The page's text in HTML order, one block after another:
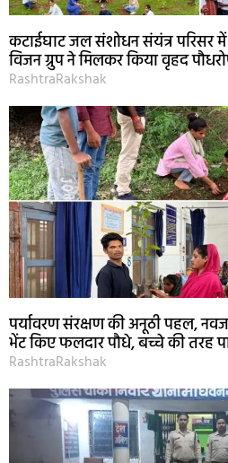
कटाईघाट जल संशोधन संयंत्र परिसर
विजन ग्रुप ने मिलकर किया वृहद
RashtraRakshak
पर्यावरण संरक्षण की अनूठी पहल,
भेंट किए फलदार पौधे, बच्चे की तरह
RashtraRakshak